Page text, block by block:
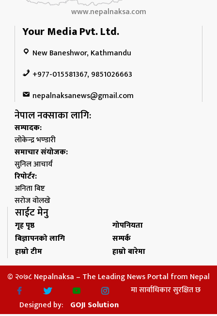
www.nepalnaksa.com
Your Media Pvt. Ltd.
New Baneshwor, Kathmandu
+977-015581367, 9851026663
nepalnaksanews@gmail.com
नेपाल नक्साका लागि:
सम्पादक:
लोकेन्द्र भण्डारी
समाचार संयोजक:
सुनिल आचार्य
रिपोर्टर:
अनिता बिष्ट
सरोज वोलखे
साईट मेनु
गृह पृष्ठ
गोपनियता
बिज्ञापनको लागि
सम्पर्क
हाम्रो टीम
हाम्रो बारेमा
© २०७८ Nepalnaksa – The Leading News Portal from Nepal
मा सार्वाधिकार सुरक्षित छ
Designed by: GOJI Solution